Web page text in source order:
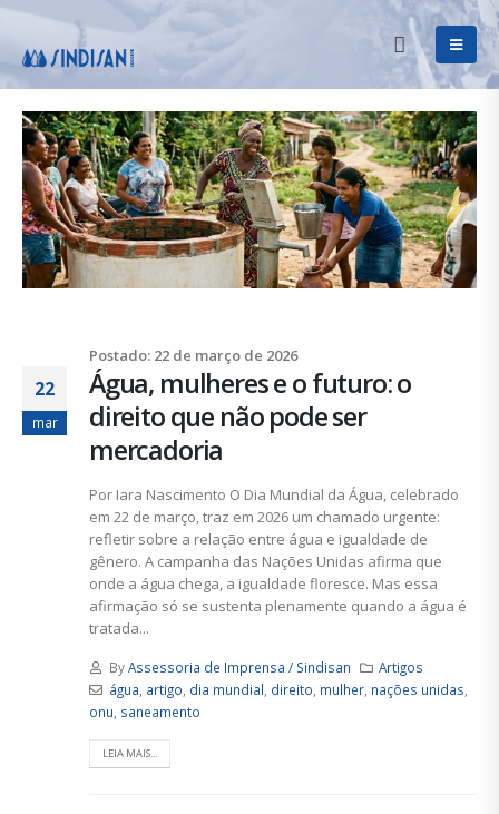
Postado: 22 de março de 2026
22
mar
Água, mulheres e o futuro: o
direito que não pode ser
mercadoria
Por Iara Nascimento O Dia Mundial da Água, celebrado
em 22 de março, traz em 2026 um chamado urgente:
refletir sobre a relação entre água e igualdade de
gênero. A campanha das Nações Unidas afirma que
onde a água chega, a igualdade floresce. Mas essa
afirmação só se sustenta plenamente quando a água é
tratada...
ByAssessoria de Imprensa / Sindisan
Artigos
água artigo dia mundial direito mulher, nações unidas
onu saneamento
LEIA MAIS...